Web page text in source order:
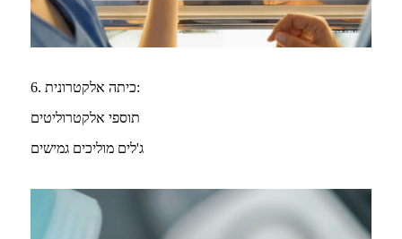
6. כיתה אלקטרונית:
תוספי אלקטרוליטים
ג'לים מוליכים גמישים